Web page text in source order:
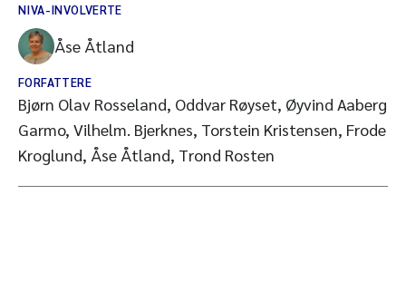
NIVA-INVOLVERTE
Åse Åtland
FORFATTERE
Bjørn Olav Rosseland, Oddvar Røyset, Øyvind Aaberg
Garmo, Vilhelm. Bjerknes, Torstein Kristensen, Frode
Kroglund, Åse Åtland, Trond Rosten